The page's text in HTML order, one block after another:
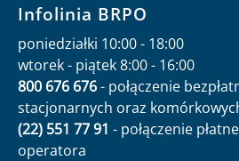
Infolinia BRPO
poniedziałki 10:00 - 18:00
wtorek - piątek 8:00 - 16:00
800 676 676- połączenie
stacjonarnych oraz
(22) 551 77 91 - połączenie
operatora